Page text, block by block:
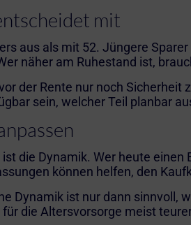
mit
aus als mit 52. Jüngere
näher am Ruhestand ist,
der Rente nur noch
sein, welcher Teil planbar
die Dynamik. Wer heute
können helfen, den
Dynamik ist nur dann
die Altersvorsorge meist